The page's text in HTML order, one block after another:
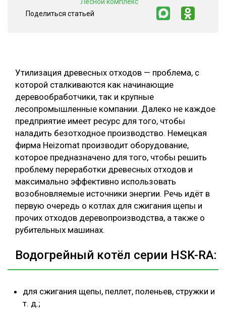
СУШКА ДРЕВЕСИНЫ
Утилизация древесных отходов — проблема, с
которой сталкиваются как начинающие
деревообработчики, так и крупные
лесопромышленные компании. Далеко не каждое
предприятие имеет ресурс для того, чтобы
наладить безотходное производство. Немецкая
фирма Heizomat производит оборудование,
которое предназначено для того, чтобы решить
проблему переработки древесных отходов и
максимально эффективно использовать
возобновляемые источники энергии. Речь идёт в
первую очередь о котлах для сжигания щепы и
прочих отходов деревопроизводства, а также о
рубительных машинах.
Водогрейный котёл серии HSK-RA:
для сжигания щепы, пеллет, поленьев, стружки и
т. д.;
Поделиться статьей